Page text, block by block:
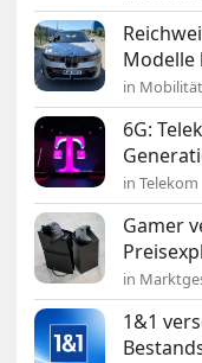
Modelle
in Mobilität
6G:
in Telekom
Gamer
in
1&1